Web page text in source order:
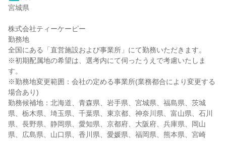
宮城県
株式会社ティーケーピー
勤務地
全国にある「直営施設および事業所」にて勤務いただきます。
※初期配属地の希望は、選考内にて伺ったうえで考慮いたしま
す。
※勤務地変更範囲：会社の定める事業所(業務都合により変更する
場合あり)
勤務候補地：北海道、青森県、岩手県、宮城県、福島県、茨城
県、栃木県、埼玉県、千葉県、東京都、神奈川県、富山県、石川
県、長野県、静岡県、愛知県、京都府、大阪府、兵庫県、岡山
県、広島県、山口県、香川県、愛媛県、福岡県、熊本県、宮崎